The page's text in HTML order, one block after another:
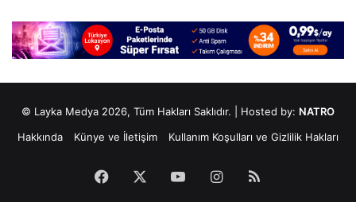
© Layka Medya 2026, Tüm Hakları Saklıdır. | Hosted by: NATRO
Hakkında
Künye ve İletişim Kullanım Koşulları ve Gizlilik Hakları
Facebook YouTubeInstagram
RSS